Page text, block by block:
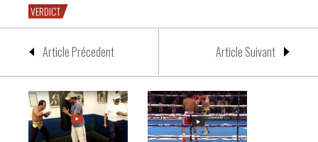
VERDICT
Article Précedent Article Suivant